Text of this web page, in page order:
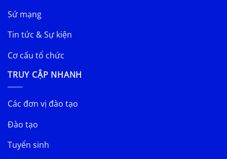
Sứ mạng
Tin tức & Sự kiện
Cơ cấu tổ chức
TRUY CẬP NHANH
Các đơn vị đào tạo
Đào tạo
Tuyển sinh